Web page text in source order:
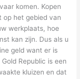
komen. Kopen
op het gebied van
werkplaats, hoe
kan zijn. Dus als u
geld want er is
Republic is een
kluizen en dat